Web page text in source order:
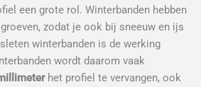
een grote rol. Winterbanden hebben
zodat je ook bij sneeuw en ijs
winterbanden is de werking
wordt daarom vaak
het profiel te vervangen, ook